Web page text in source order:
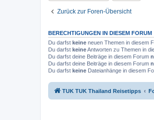
Zurück zur Foren-Übersicht
BERECHTIGUNGEN IN DIESEM FORUM
Du darfst keine neuen Themen in diesem
Du darfst keineAntworten zu Themen in
Du darfst deine Beiträge in diesem Forum
Du darfst deine Beiträge in diesem Forum
Du darfst keine Dateianhänge in diesem
TUK TUK Thailand Reisetipps